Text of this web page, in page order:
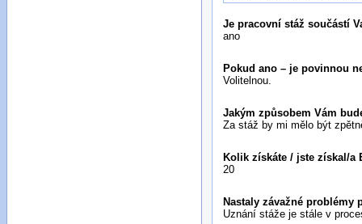
Je pracovní stáž součástí
ano
Pokud ano – je povinnou
Volitelnou.
Jakým způsobem Vám
Za stáž by mi mělo být
Kolik získáte / jste získal/a
20
Nastaly závažné problémy
Uznání stáže je stále v